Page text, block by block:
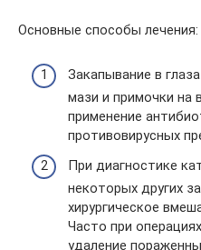
Основные способы лечения:
Закапывание в
мази и примочки на
применение
противовирусных
При диагностике
некоторых других
хирургическое
Часто при
удаление